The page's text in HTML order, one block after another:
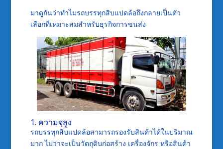
มาดูกันว่าทำไมรถบรรทุกสิบแปดล้อถึงกลายเป็นตัว
เลือกที่เหมาะสมสำหรับธุรกิจการขนส่ง
1. ความจุสูง
รถบรรทุกสิบแปดล้อสามารถรองรับสินค้าได้ในปริมาณ
มาก ไม่ว่าจะเป็นวัตถุดิบก่อสร้าง เครื่องจักร หรือสินค้า